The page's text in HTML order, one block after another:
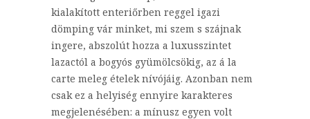
kialakított enteriőrben reggel igazi
dömping vár minket, mi szem s szájnak
ingere, abszolút hozza a luxusszintet
lazactól a bogyós gyümölcsökig, az á la
carte meleg ételek nívójáig. Azonban nem
csak ez a helyiség ennyire karakteres
megjelenésében: a mínusz egyen volt